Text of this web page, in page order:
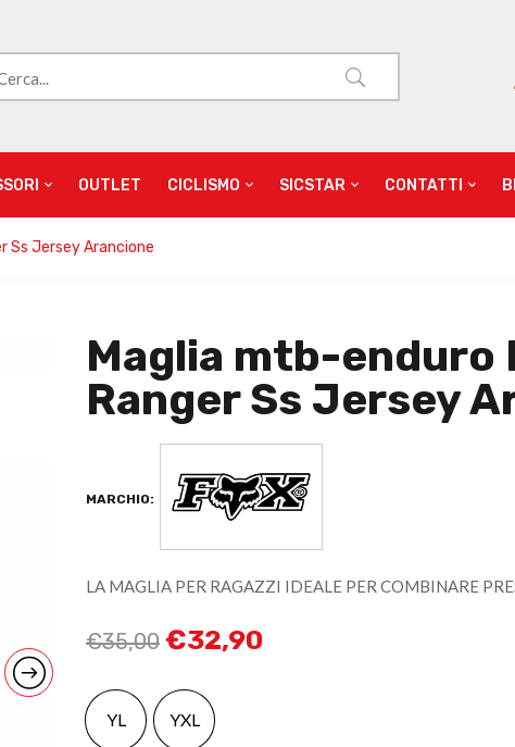
OUTLET CICLISMO SICSTAR CONTATTI
Ss Jersey Arancione
Maglia mtb-enduro
Ranger Ss Jersey
MARCHIO:
LA MAGLIA PER RAGAZZI IDEALE PER COMBINARE
€35,00 €32,90
YL YXL